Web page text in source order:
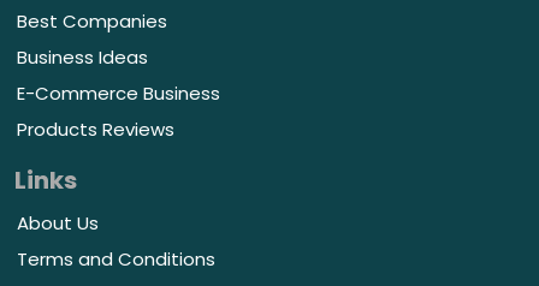
Best Companies
Business Ideas
E-Commerce Business
Products Reviews
Links
About Us
Terms and Conditions